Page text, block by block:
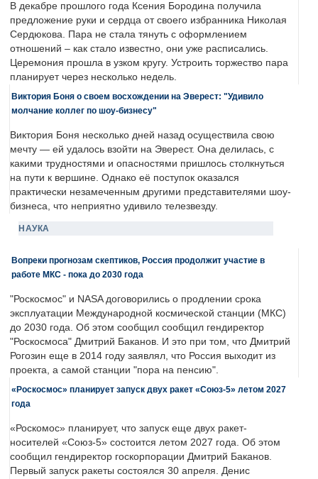
В декабре прошлого года Ксения Бородина получила
предложение руки и сердца от своего избранника Николая
Сердюкова. Пара не стала тянуть с оформлением
отношений – как стало известно, они уже расписались.
Церемония прошла в узком кругу. Устроить торжество пара
планирует через несколько недель.
Виктория Боня о своем восхождении на Эверест: "Удивило
молчание коллег по шоу-бизнесу"
Виктория Боня несколько дней назад осуществила свою
мечту — ей удалось взойти на Эверест. Она делилась, с
какими трудностями и опасностями пришлось столкнуться
на пути к вершине. Однако её поступок оказался
практически незамеченным другими представителями шоу-
бизнеса, что неприятно удивило телезвезду.
НАУКА
Вопреки прогнозам скептиков, Россия продолжит участие в
работе МКС - пока до 2030 года
"Роскосмос" и NASA договорились о продлении срока
эксплуатации Международной космической станции (МКС)
до 2030 года. Об этом сообщил сообщил гендиректор
"Роскосмоса" Дмитрий Баканов. И это при том, что Дмитрий
Рогозин еще в 2014 году заявлял, что Россия выходит из
проекта, а самой станции "пора на пенсию".
«Роскосмос» планирует запуск двух ракет «Союз-5» летом 2027
года
«Роскомос» планирует, что запуск еще двух ракет-
носителей «Союз-5» состоится летом 2027 года. Об этом
сообщил гендиректор госкорпорации Дмитрий Баканов.
Первый запуск ракеты состоялся 30 апреля. Денис